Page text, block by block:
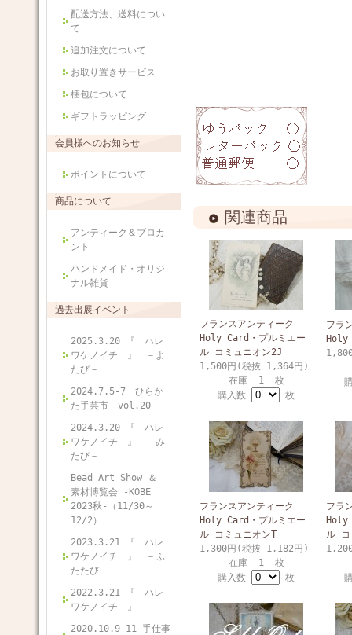
配送方法、送料につい
て
追加注文について
お取り置きサービス
梱包について
ギフトラッピング
会員様へのお知らせ
ポイントについて
商品について
アンティーク＆ブロカ
ント
ハンドメイド・オリジ
ナル雑貨
過去出展イベント
2025.3.20 『 ハレ
ワケノイチ 』 －よ
たび－
2024.7.5-7 ひらか
た手芸市 vol.20
2024.3.20 『 ハレ
ワケノイチ 』 －み
たび－
Bead Art Show ＆
素材博覧会 -KOBE
2023秋-（11/30～
12/2）
2023.3.21 『 ハレ
ワケノイチ 』 －ふ
たたび－
2022.3.21 『 ハレ
ワケノイチ 』
2020.10.9-11 手仕事
関連商品
フランスアンティーク
Holy Card・プルミエー
ル コミュニオン2J
1,500円(税抜 1,364円)
在庫 1 枚
購入数
枚
フラ
Holy
フランスアンティーク
Holy Card・プルミエー
ル コミュニオンT
1,300円(税抜 1,182円)
在庫 1 枚
購入数
枚
フラ
Holy
ル コ